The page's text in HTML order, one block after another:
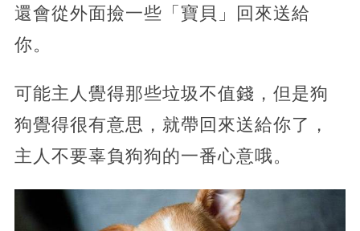
還會從外面撿一些「寶貝」回來送給
你。
可能主人覺得那些垃圾不值錢，但是狗
狗覺得很有意思，就帶回來送給你了，
主人不要辜負狗狗的一番心意哦。